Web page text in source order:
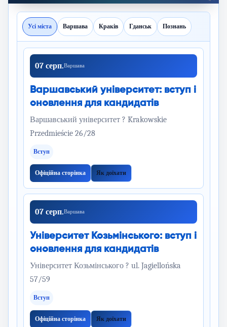
Усі міста Варшава Краків Гданськ Познань
07 серп.Варшава
Варшавський університет: вступ і
оновлення для кандидатів
Варшавський університет ? Krakowskie
Przedmieście 26/28
Вступ
Офіційна сторінка Як доїхати
07 серп.Варшава
Університет Козьмінського: вступ і
оновлення для кандидатів
Університет Козьмінського ? ul. Jagiellońska
57/59
Вступ
Офіційна сторінка Як доїхати